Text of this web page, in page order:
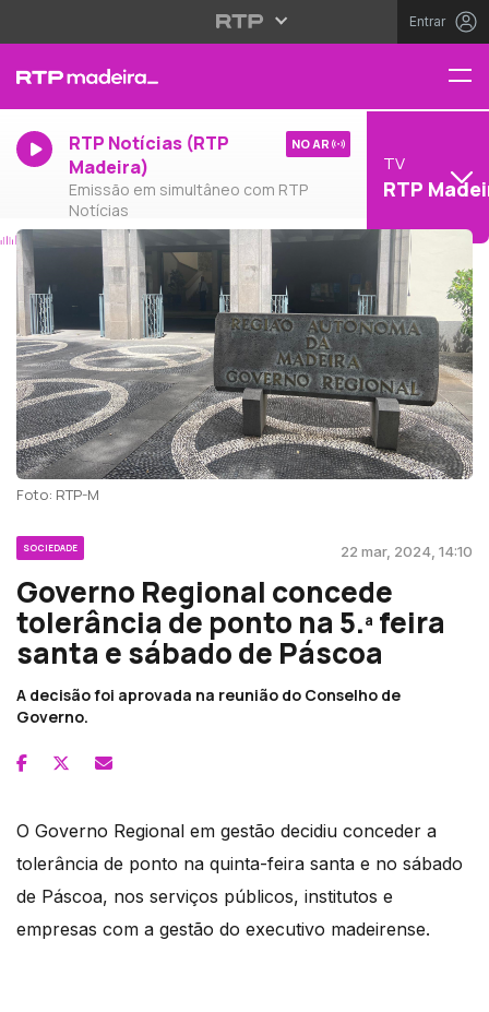
Entrar
RTP Notícias (RTP
Madeira)
Emissão em simultâneo com RTP
Notícias
NO AR
TV
RTP
Foto: RTP-M
SOCIEDADE 22 mar, 2024, 14:10
Governo Regional concede
tolerância de ponto na 5.ª feira
santa e sábado de Páscoa
A decisão foi aprovada na reunião do Conselho de
Governo.
O Governo Regional em gestão decidiu conceder a
tolerância de ponto na quinta-feira santa e no sábado
de Páscoa, nos serviços públicos, institutos e
empresas com a gestão do executivo madeirense.